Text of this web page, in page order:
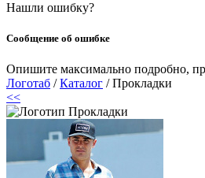
Нашли ошибку?
Сообщение об ошибке
Опишите максимально подробно,
Логотаб /Каталог / Прокладки
<<